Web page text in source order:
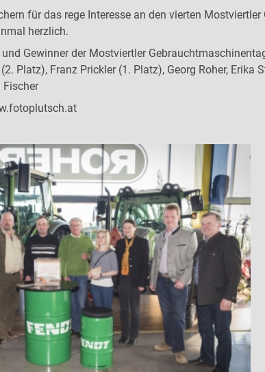
für das rege Interesse an den vierten
herzlich.
Gewinner der Mostviertler
Platz), Franz Prickler (1. Platz), Georg Roher, Erika
Fischer